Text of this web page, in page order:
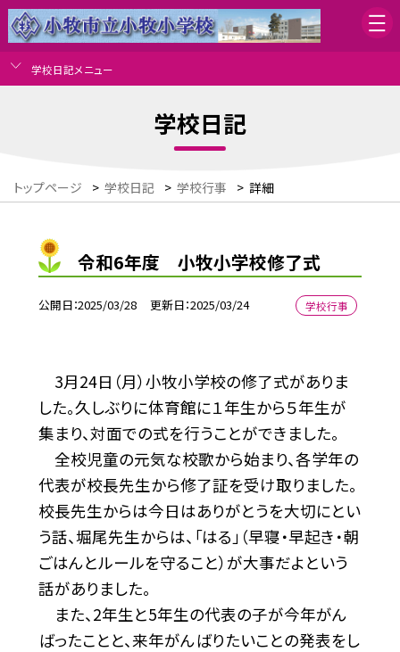
学校日記メニュー
学校日記
トップページ > 学校日記 > 学校行事 > 詳細
令和6年度 小牧小学校修了式
公開日 2025/03/28 更新日 2025/03/24 学校行事
3月24日（月）小牧小学校の修了式がありま
した。久しぶりに体育館に１年生から５年生が
集まり、対面での式を行うことができました。
全校児童の元気な校歌から始まり、各学年の
代表が校長先生から修了証を受け取りました。
校長先生からは今日はありがとうを大切にとい
う話、堀尾先生からは、「はる」（早寝・早起き・朝
ごはんとルールを守ること）が大事だよという
話がありました。
また、2年生と5年生の代表の子が今年がん
ばったことと、来年がんばりたいことの発表をし